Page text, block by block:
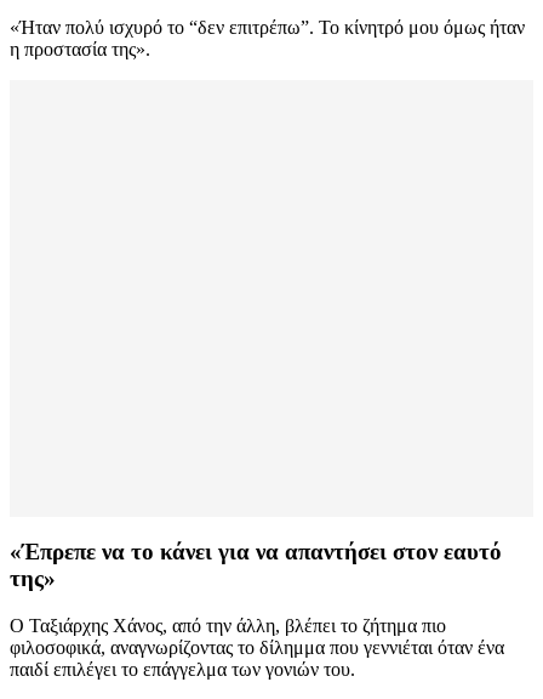
«Ήταν πολύ ισχυρό το “δεν επιτρέπω”. Το κίνητρό μου όμως ήταν
η προστασία της».
«Έπρεπε να το κάνει για να απαντήσει στον εαυτό
της»
Ο Ταξιάρχης Χάνος, από την άλλη, βλέπει το ζήτημα πιο
φιλοσοφικά, αναγνωρίζοντας το δίλημμα που γεννιέται όταν ένα
παιδί επιλέγει το επάγγελμα των γονιών του.